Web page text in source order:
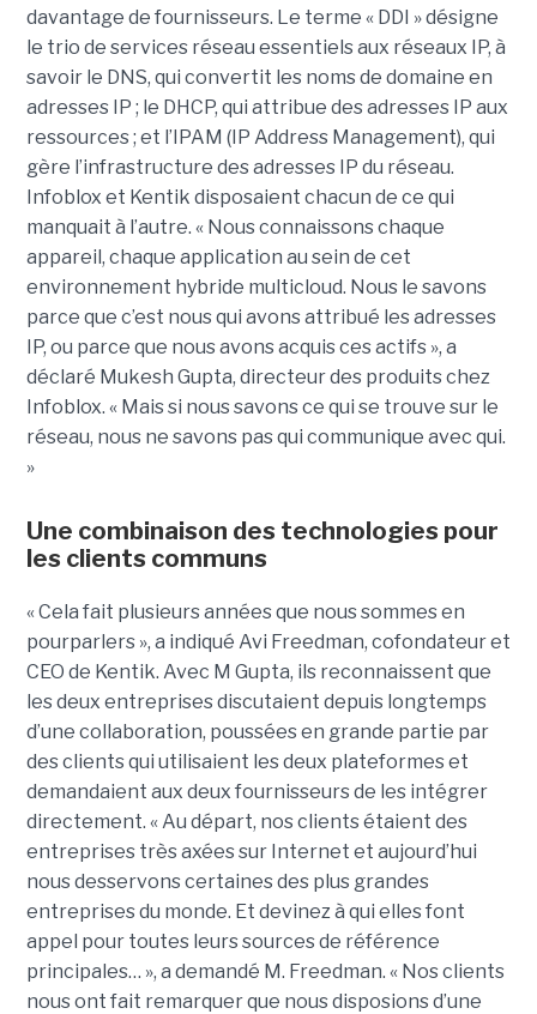
davantage de fournisseurs. Le terme « DDI » désigne
le trio de services réseau essentiels aux réseaux IP, à
savoir le DNS, qui convertit les noms de domaine en
adresses IP ; le DHCP, qui attribue des adresses IP aux
ressources ; et l’IPAM (IP Address Management), qui
gère l’infrastructure des adresses IP du réseau.
Infoblox et Kentik disposaient chacun de ce qui
manquait à l’autre. « Nous connaissons chaque
appareil, chaque application au sein de cet
environnement hybride multicloud. Nous le savons
parce que c’est nous qui avons attribué les adresses
IP, ou parce que nous avons acquis ces actifs », a
déclaré Mukesh Gupta, directeur des produits chez
Infoblox. « Mais si nous savons ce qui se trouve sur le
réseau, nous ne savons pas qui communique avec qui.
»
Une combinaison des technologies pour
les clients communs
« Cela fait plusieurs années que nous sommes en
pourparlers », a indiqué Avi Freedman, cofondateur et
CEO de Kentik. Avec M Gupta, ils reconnaissent que
les deux entreprises discutaient depuis longtemps
d’une collaboration, poussées en grande partie par
des clients qui utilisaient les deux plateformes et
demandaient aux deux fournisseurs de les intégrer
directement. « Au départ, nos clients étaient des
entreprises très axées sur Internet et aujourd’hui
nous desservons certaines des plus grandes
entreprises du monde. Et devinez à qui elles font
appel pour toutes leurs sources de référence
principales… », a demandé M. Freedman. « Nos clients
nous ont fait remarquer que nous disposions d’une